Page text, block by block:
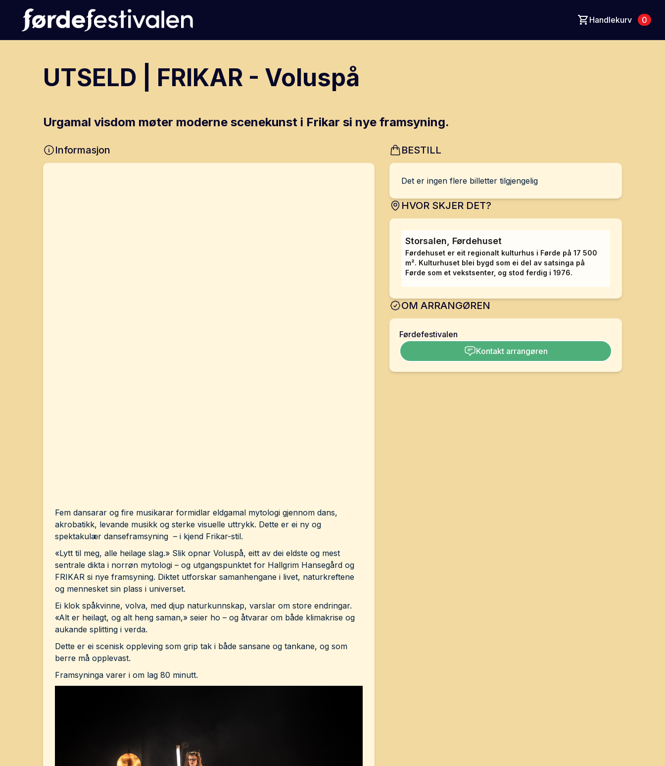
Handlekurv 0
UTSELD | FRIKAR - Voluspå
Urgamal visdom møter moderne scenekunst i Frikar si nye framsyning.
Informasjon
Fem dansarar og fire musikarar formidlar eldgamal mytologi gjennom dans,
akrobatikk, levande musikk og sterke visuelle uttrykk. Dette er ei ny og
spektakulær danseframsyning – i kjend Frikar-stil.
«Lytt til meg, alle heilage slag.» Slik opnar Voluspå, eitt av dei eldste og mest
sentrale dikta i norrøn mytologi – og utgangspunktet for Hallgrim Hansegård og
FRIKAR si nye framsyning. Diktet utforskar samanhengane i livet, naturkreftene
og mennesket sin plass i universet.
Ei klok spåkvinne, volva, med djup naturkunnskap, varslar om store endringar.
«Alt er heilagt, og alt heng saman,» seier ho – og åtvarar om både klimakrise og
aukande splitting i verda.
Dette er ei scenisk oppleving som grip tak i både sansane og tankane, og som
berre må opplevast.
Framsyninga varer i om lag 80 minutt.
BESTILL
Det er ingen flere billetter tilgjengelig
HVOR SKJER DET?
Storsalen, Førdehuset
Førdehuset er eit regionalt kulturhus i Førde på 17 500
m². Kulturhuset blei bygd som ei del av satsinga på
Førde som et vekstsenter, og stod ferdig i 1976.
OM ARRANGØREN
Førdefestivalen
Kontakt arrangøren